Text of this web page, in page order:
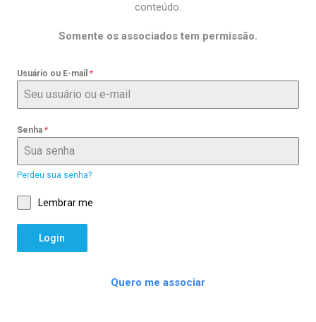
conteúdo.
Somente os associados tem permissão.
Usuário ou E-mail *
Senha *
Perdeu sua senha?
Lembrar me
Este formulário irá redirecioná-lo para outra página, uma vez
Login
Quero me associar